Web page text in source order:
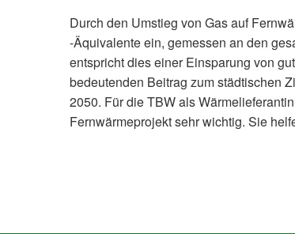
Durch den Umstieg von Gas auf
-Äquivalente ein, gemessen an den
entspricht dies einer Einsparung von
bedeutenden Beitrag zum städtischen
2050. Für die TBW als
Fernwärmeprojekt sehr wichtig. Sie